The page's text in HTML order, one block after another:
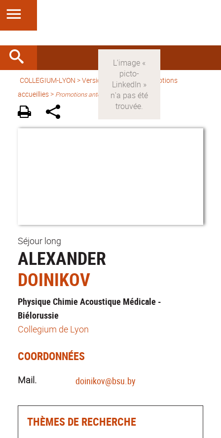
COLLEGIUM-LYON >Version française> Promotions
accueillies > Promotions antérieures
Séjour long
ALEXANDER
DOINIKOV
Physique Chimie Acoustique Médicale -
Biélorussie
Collegium de Lyon
COORDONNÉES
Mail. doinikov@bsu.by
THÈMES DE RECHERCHE